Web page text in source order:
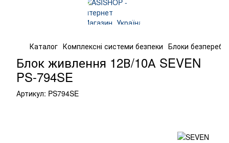
Каталог Комплексні системи безпеки Блоки
Блок живлення 12В/10А SEVEN
PS-794SE
Артикул: PS794SE